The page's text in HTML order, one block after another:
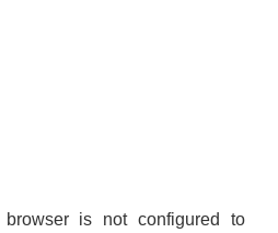
is not configured to